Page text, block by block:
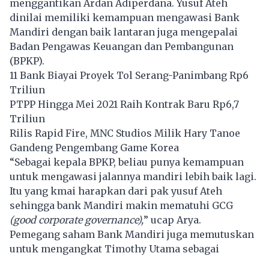
menggantikan Ardan Adiperdana. Yusuf Ateh
dinilai memiliki kemampuan mengawasi Bank
Mandiri dengan baik lantaran juga mengepalai
Badan Pengawas Keuangan dan Pembangunan
(BPKP).
11 Bank Biayai Proyek Tol Serang-Panimbang Rp6
Triliun
PTPP Hingga Mei 2021 Raih Kontrak Baru Rp6,7
Triliun
Rilis Rapid Fire, MNC Studios Milik Hary Tanoe
Gandeng Pengembang Game Korea
“Sebagai kepala BPKP, beliau punya kemampuan
untuk mengawasi jalannya mandiri lebih baik lagi.
Itu yang kmai harapkan dari pak yusuf Ateh
sehingga bank Mandiri makin mematuhi GCG
(good corporate governance),” ucap Arya.
Pemegang saham Bank Mandiri juga memutuskan
untuk mengangkat Timothy Utama sebagai